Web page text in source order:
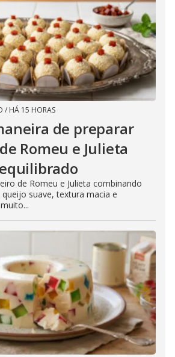
/ HÁ 15 HORAS
de preparar
Romeu e Julieta
de Romeu e Julieta combinando
suave, textura macia e